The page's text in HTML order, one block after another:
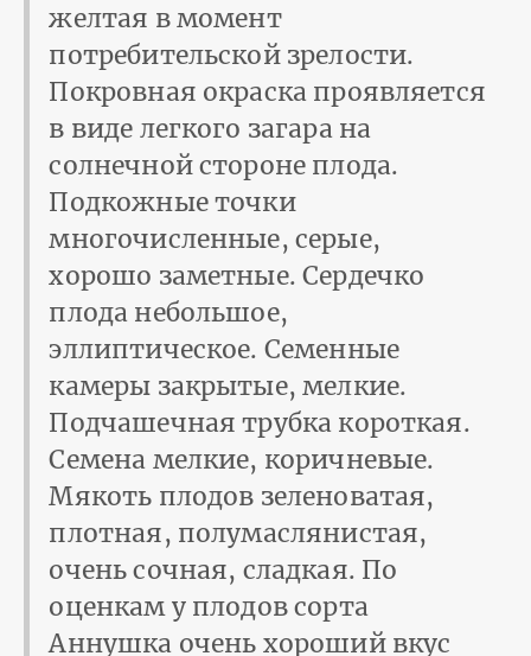
желтая в момент
потребительской зрелости.
Покровная окраска проявляется
в виде легкого загара на
солнечной стороне плода.
Подкожные точки
многочисленные, серые,
хорошо заметные. Сердечко
плода небольшое,
эллиптическое. Семенные
камеры закрытые, мелкие.
Подчашечная трубка короткая.
Семена мелкие, коричневые.
Мякоть плодов зеленоватая,
плотная, полумаслянистая,
очень сочная, сладкая. По
оценкам у плодов сорта
Аннушка очень хороший вкус